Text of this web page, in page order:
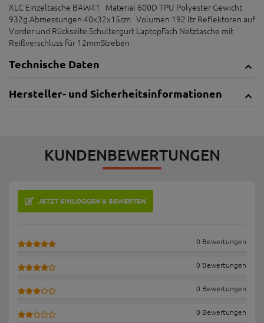
XLC Einzeltasche BAW41 Material 600D TPU Polyester Gewicht
932g Abmessungen 40x32x15cm Volumen 192 ltr Reflektoren auf
Vorder und Rückseite Schultergurt LaptopFach Netztasche mit
Reißverschluss für 12mmStreben
Technische Daten
Hersteller- und Sicherheitsinformationen
KUNDENBEWERTUNGEN
JETZT EINLOGGEN & BEWERTEN
0 Bewertungen
0 Bewertungen
0 Bewertungen
0 Bewertungen